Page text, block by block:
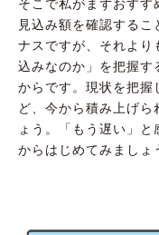
そこで私がまずおす
見込み額を確認する
ナスですが、それより
込みなのか」を把握す
からです。現状を把
ど、今から積み上げ
ょう。「もう遅い」
からはじめてみましょ